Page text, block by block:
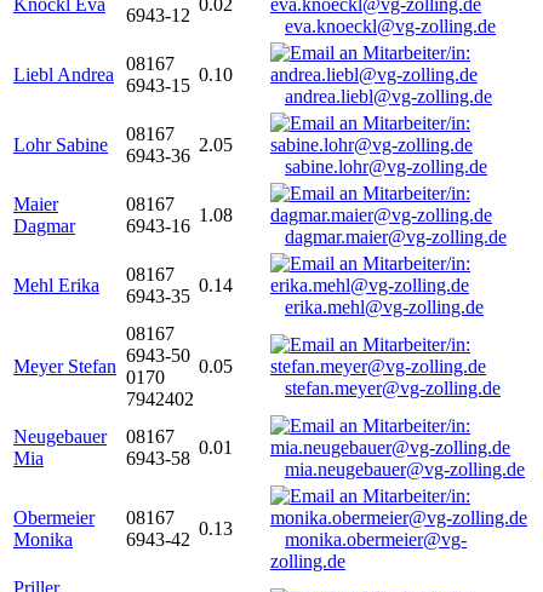
Knöckl Eva
6943-12
0.02
eva.knoeckl@vg-zolling.de
Liebl Andrea
08167
6943-15
0.10
andrea.liebl@vg-zolling.de
Lohr Sabine
08167
6943-36
2.05
sabine.lohr@vg-zolling.de
Maier
Dagmar
08167
6943-16
1.08
dagmar.maier@vg-zolling.de
Mehl Erika
08167
6943-35
0.14
erika.mehl@vg-zolling.de
Meyer Stefan
08167
6943-50
0170
7942402
0.05
stefan.meyer@vg-zolling.de
Neugebauer
Mia
08167
6943-58
0.01
mia.neugebauer@vg-zolling.de
Obermeier
Monika
08167
6943-42
0.13
monika.obermeier@vg-
zolling.de